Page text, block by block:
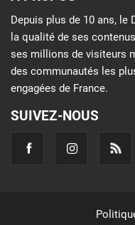
Depuis plus de 10 ans, le
la qualité de ses
ses millions de visiteurs
des communautés les
engagées de France.
SUIVEZ-NOUS